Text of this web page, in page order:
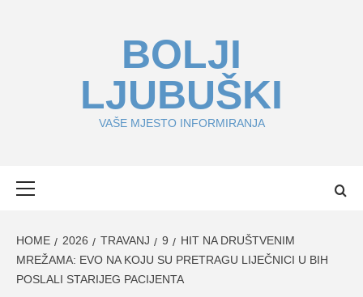
BOLJI
LJUBUŠKI
VAŠE MJESTO INFORMIRANJA
HOME 2026 TRAVANJ 9
HIT NA DRUŠTVENIM
MREŽAMA: EVO NA KOJU SU PRETRAGU LIJEČNICI U BIH
POSLALI STARIJEG PACIJENTA